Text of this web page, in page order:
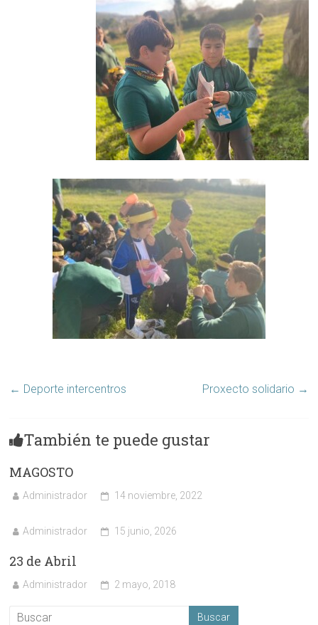
← Deporte intercentros Proxecto solidario →
También te puede gustar
MAGOSTO
Administrador 14 noviembre, 2022
Administrador 15 junio, 2026
23 de Abril
Administrador 2 mayo, 2018